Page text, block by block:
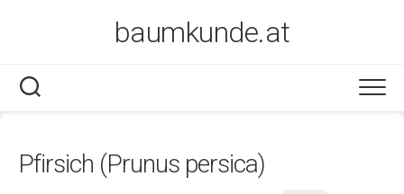
baumkunde.at
Pfirsich (Prunus persica)